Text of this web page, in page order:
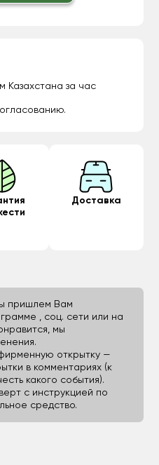
Казахстана за час
Доставка
пришлем Вам
, соц. сети или на
мы
открытку —
в комментариях (к
какого события).
с инструкцией по
средство.